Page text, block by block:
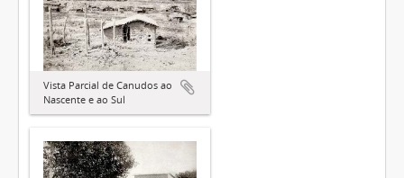
Vista Parcial de Canudos ao
Nascente e ao Sul